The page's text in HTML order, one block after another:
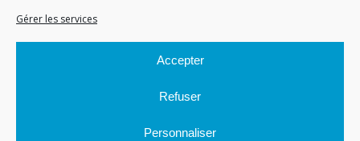
Gérer les services
Accepter
Refuser
Personnaliser
GÉRARD PERRIER INDUSTRIE – TOUS DROITS RÉSERVÉS
Site réalisé par